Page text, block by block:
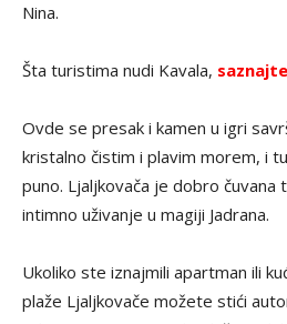
Nina.
Šta turistima nudi Kavala,
Ovde se presak i kamen u igri
kristalno čistim i plavim morem, i
puno. Ljaljkovača je dobro čuvana
intimno uživanje u magiji Jadrana.
Ukoliko ste iznajmili apartman ili
plaže Ljaljkovače možete stići